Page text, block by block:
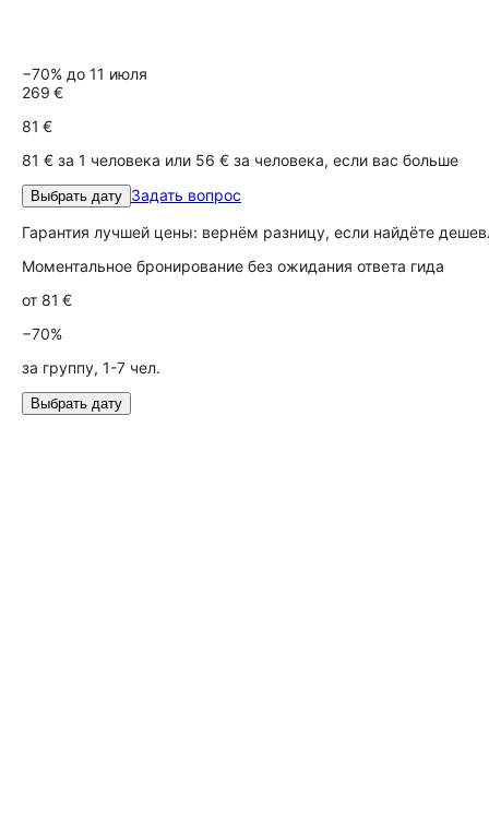
−70% до 11 июля
269 €
81 €
81 € за 1 человека или 56 € за человека, если вас больше
Выбрать дату Задать вопрос
Гарантия лучшей цены: вернём разницу, если найдёте
Моментальное бронирование без ожидания ответа гида
от 81 €
−70%
за группу, 1-7 чел.
Выбрать дату